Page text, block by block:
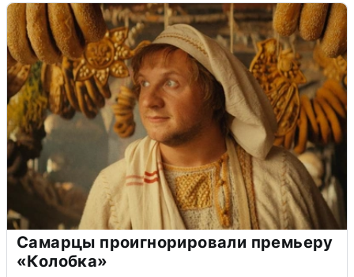
Самарцы проигнорировали премьеру
«Колобка»